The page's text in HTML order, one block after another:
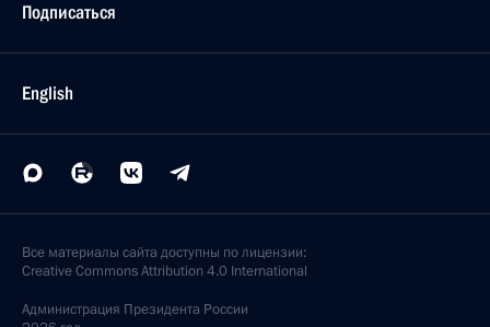
Подписаться
English
Все материалы сайта доступны по лицензии:
Creative Commons Attribution 4.0 International
Администрация Президента России